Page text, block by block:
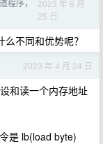
程序，
2023 年 6 月
25 日
不同和优势呢？
2023 年 4 月 24 日
和读一个内存地址
是 lb(load byte)